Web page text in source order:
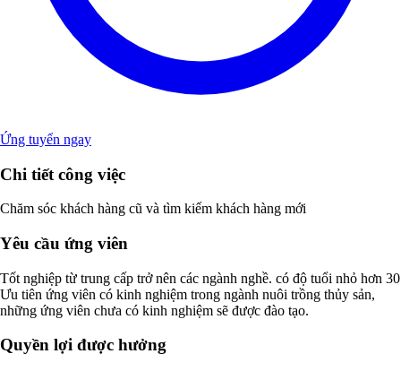
Ứng tuyển ngay
Chi tiết công việc
Chăm sóc khách hàng cũ và tìm kiếm khách hàng mới
Yêu cầu ứng viên
Tốt nghiệp từ trung cấp trở nên các ngành nghề. có độ tuổi nhỏ hơn 30
Ưu tiên ứng viên có kinh nghiệm trong ngành nuôi trồng thủy sản,
những ứng viên chưa có kinh nghiệm sẽ được đào tạo.
Quyền lợi được hưởng